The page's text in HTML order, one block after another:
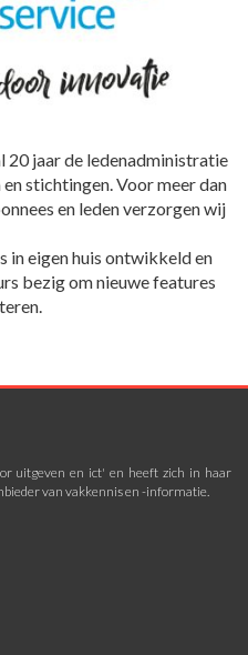
20 jaar de ledenadministratie
stichtingen. Voor meer dan
en leden verzorgen wij
in eigen huis ontwikkeld en
bezig om nieuwe features
uitgeven en ict' en heeft zich in haar
van vakkennis en -informatie.